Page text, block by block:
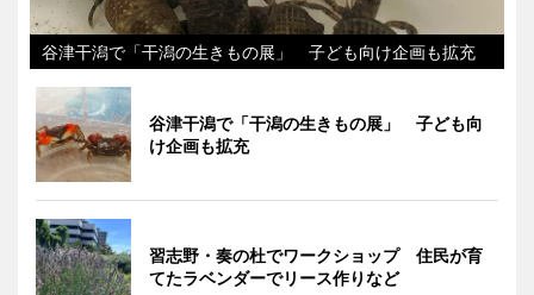
谷津干潟で「干潟の生きもの展」 子ども向け企画も拡充
谷津干潟で「干潟の生きもの展」 子ども向
け企画も拡充
習志野・奏の杜でワークショップ 住民が育
てたラベンダーでリース作りなど